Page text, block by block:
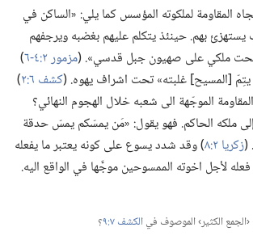
المقاومة لملكوته المؤسس كما يلي:‏ «الساكن في
بهم.‏ حينئذ يتكلم عليهم بغضبه ويرجفهم
ملكي على صهيون جبل قدسي».‏ (‏مزمور ٢:‏٤-‏٦
‏)‏
[المسيح] غلبته» تحت اشراف يهوه.‏ (‏كشف ٦:‏٢
‏)‏
الموجّهة الى شعبه خلال الهجوم النهائي؟‏
ملكه الحاكم.‏ فهو يقول:‏ «مَن يمسّكم يمسّ حدقة
زكريا ٢:‏٨
‏)‏ وقد شدد يسوع على كونه يعتبر ما يفعله
لأجل اخوته الممسوحين موجَّها في الواقع اليه.‏
الكشف ٧:‏٩
‏؟‏